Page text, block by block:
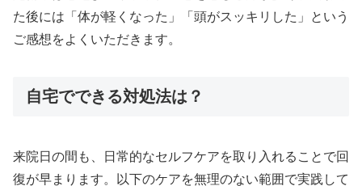
た後には「体が軽くなった」「頭がスッキリした」という
ご感想をよくいただきます。
自宅でできる対処法は？
来院日の間も、日常的なセルフケアを取り入れることで回
復が早まります。以下のケアを無理のない範囲で実践して